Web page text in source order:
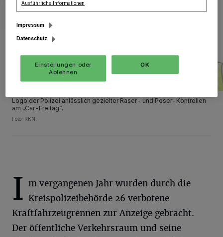
Logo der Polizei anlässlich gezielter Raser- und Poser-Kontrollen
am „Car-Freitag“.
Foto: RKN.
I m vergangenen Jahr wurden durch die
Kreispolizeibehörde 26 verbotene
Kraftfahrzeugrennen zur Anzeige gebracht.
Der öffentliche Verkehrsraum und seine
Ausführliche Informationen
Impressum
Datenschutz
Einstellungen oder
Ablehnen
OK